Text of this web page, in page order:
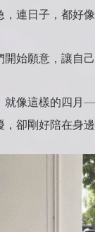
連日子，都好像
開始願意，讓自
就像這樣的四
，卻剛好陪在身